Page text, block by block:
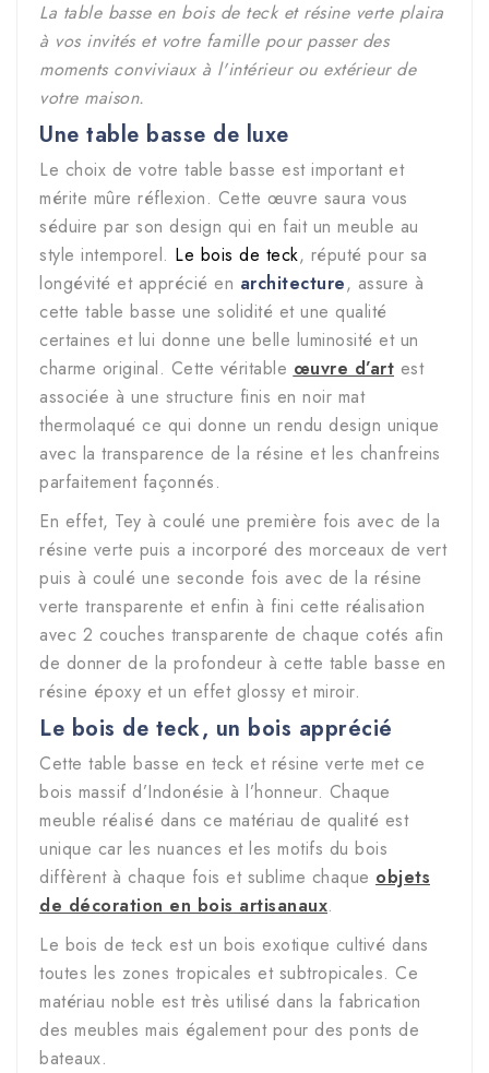
La table basse en bois de teck et résine verte plaira
à vos invités et votre famille pour passer des
moments conviviaux à l'intérieur ou extérieur de
votre maison.
Une table basse de luxe
Le choix de votre table basse est important et
mérite mûre réflexion. Cette œuvre saura vous
séduire par son design qui en fait un meuble au
style intemporel. Le bois de teck, réputé pour sa
longévité et apprécié en architecture, assure à
cette table basse une solidité et une qualité
certaines et lui donne une belle luminosité et un
charme original. Cette véritable œuvre d’art est
associée à une structure finis en noir mat
thermolaqué ce qui donne un rendu design unique
avec la transparence de la résine et les chanfreins
parfaitement façonnés.
En effet, Tey à coulé une première fois avec de la
résine verte puis a incorporé des morceaux de vert
puis à coulé une seconde fois avec de la résine
verte transparente et enfin à fini cette réalisation
avec 2 couches transparente de chaque cotés afin
de donner de la profondeur à cette table basse en
résine époxy et un effet glossy et miroir.
Le bois de teck, un bois apprécié
Cette table basse en teck et résine verte met ce
bois massif d’Indonésie à l’honneur. Chaque
meuble réalisé dans ce matériau de qualité est
unique car les nuances et les motifs du bois
diffèrent à chaque fois et sublime chaque objets
de décoration en bois artisanaux.
Le bois de teck est un bois exotique cultivé dans
toutes les zones tropicales et subtropicales. Ce
matériau noble est très utilisé dans la fabrication
des meubles mais également pour des ponts de
bateaux.